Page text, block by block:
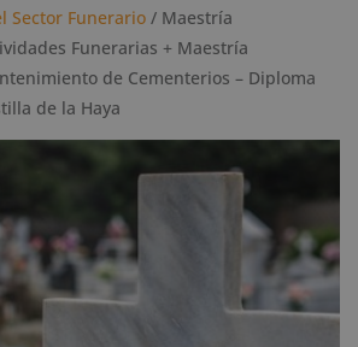
Sector Funerario / Maestría
Funerarias + Maestría
de Cementerios – Diploma
de la Haya